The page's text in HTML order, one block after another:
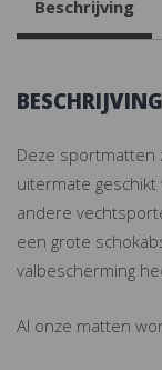
Beschrijving
BESCHRIJVING
Deze sportmatten
uitermate
andere
een grote
valbescherming
Al onze matten